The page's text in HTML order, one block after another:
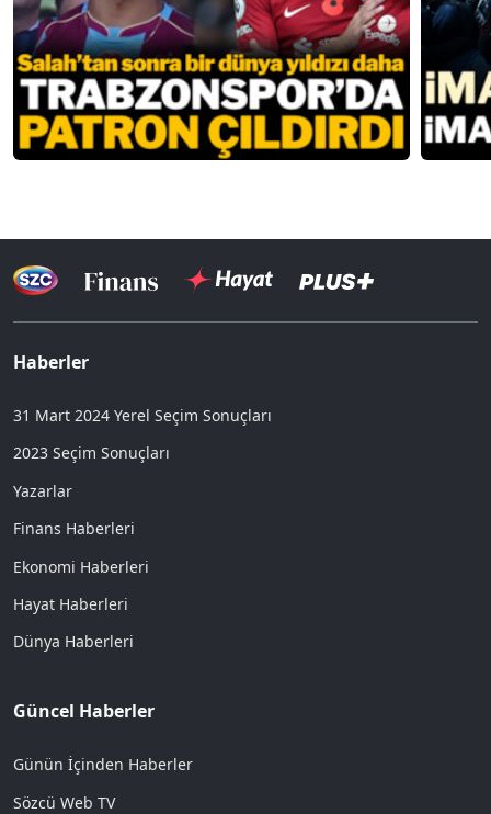
Haberler
31 Mart 2024 Yerel Seçim Sonuçları
2023 Seçim Sonuçları
Yazarlar
Finans Haberleri
Ekonomi Haberleri
Hayat Haberleri
Dünya Haberleri
Güncel Haberler
Günün İçinden Haberler
Sözcü Web TV